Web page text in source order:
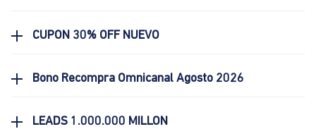
CUPON 30% OFF NUEVO
Bono Recompra Omnicanal Agosto 2026
LEADS 1.000.000 MILLON